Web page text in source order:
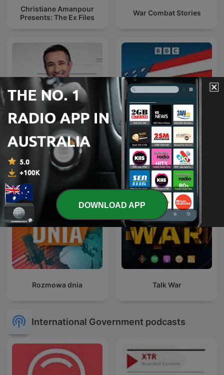
Christiane Amanpour
Presents: The Ex Files
War Combat Stories
The Beat with Ari Melber Americast
Rozmowa dnia Talk War
International Government podcasts
DOWNLOAD APP